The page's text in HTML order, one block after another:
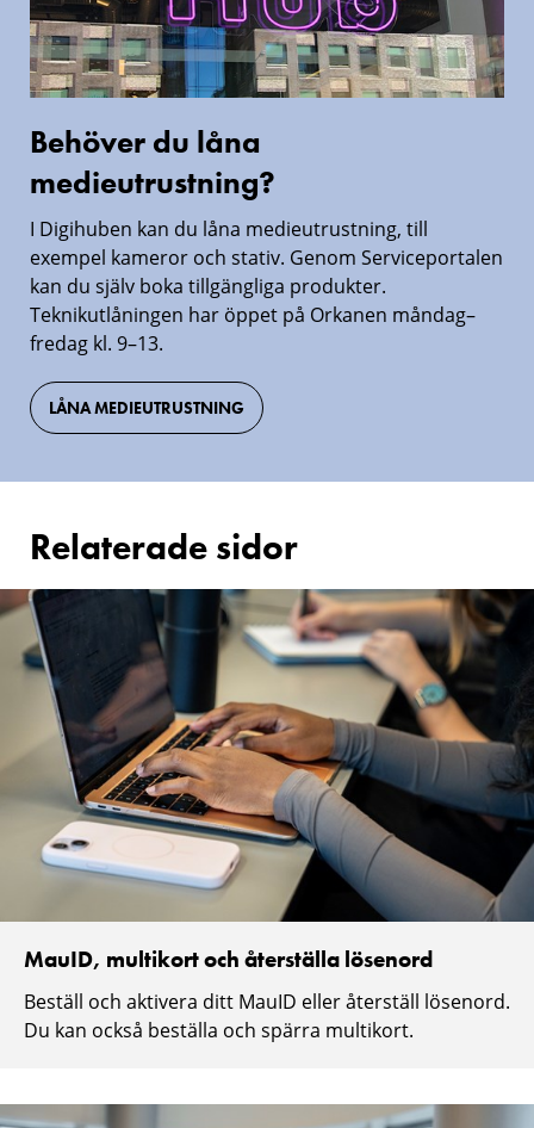
Behöver du låna
medieutrustning?
I Digihuben kan du låna medieutrustning, till
exempel kameror och stativ. Genom Serviceportalen
kan du själv boka tillgängliga produkter.
Teknikutlåningen har öppet på Orkanen måndag–
fredag kl. 9–13.
LÅNA MEDIEUTRUSTNING
Relaterade sidor
MauID, multikort och återställa lösenord
Beställ och aktivera ditt MauID eller återställ lösenord.
Du kan också beställa och spärra multikort.